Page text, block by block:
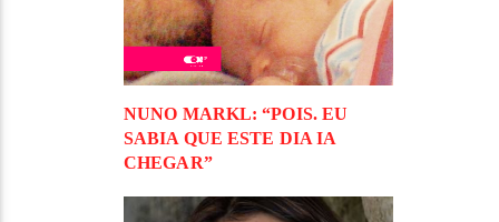
NUNO MARKL: “POIS. EU
SABIA QUE ESTE DIA IA
CHEGAR”